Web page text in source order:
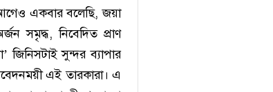
একবার বলেছি, জয়া
সমৃদ্ধ, নিবেদিত প্রাণ
সুন্দর ব্যাপার
এই তারকারা। এ